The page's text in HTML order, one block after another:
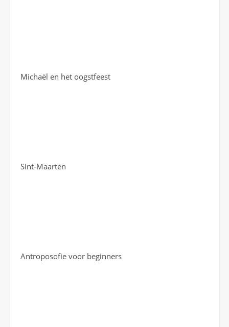
Michaël en het oogstfeest
Sint-Maarten
Antroposofie voor beginners